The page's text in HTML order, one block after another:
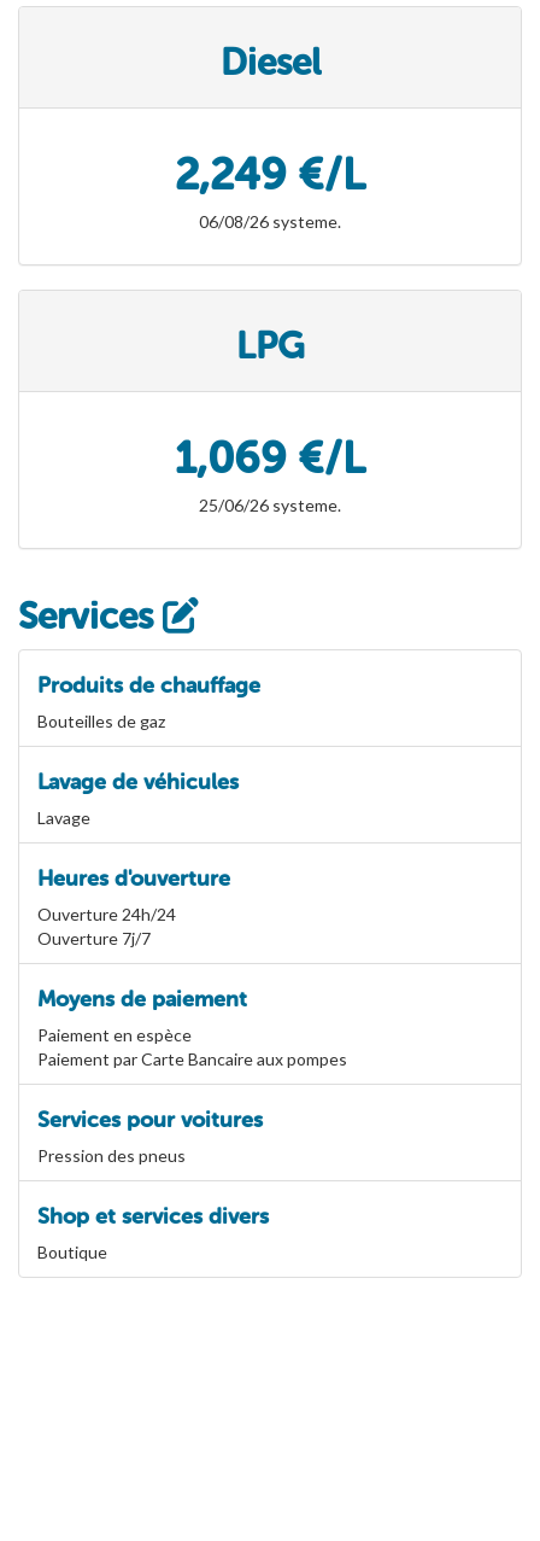
Diesel
2,249 €/L
06/08/26 systeme.
LPG
1,069 €/L
25/06/26 systeme.
Services
Produits de chauffage
Bouteilles de gaz
Lavage de véhicules
Lavage
Heures d'ouverture
Ouverture 24h/24
Ouverture 7j/7
Moyens de paiement
Paiement en espèce
Paiement par Carte Bancaire aux pompes
Services pour voitures
Pression des pneus
Shop et services divers
Boutique